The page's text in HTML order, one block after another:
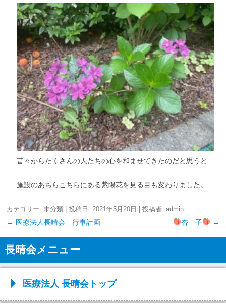
昔々からたくさんの人たちの心を和ませてきたのだと思うと
施設のあちらこちらにある紫陽花を見る目も変わりました。
カテゴリー: 未分類 | 投稿日: 2021年5月20日 |投稿者:admin
← 医療法人長晴会 行事計画 杏 子 →
長晴会メニュー
医療法人 長晴会トップ